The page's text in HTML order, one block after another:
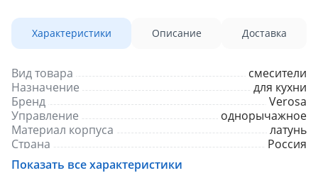
Характеристики Описание Доставка
Вид товара
смесители
Назначение
для кухни
Бренд
Verosa
Управление
однорычажное
Материал корпуса
латунь
Страна
Россия
Цвет
Показать все характеристики